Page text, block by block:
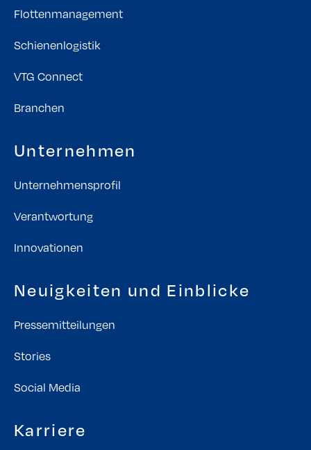
Flottenmanagement
Schienenlogistik
VTG Connect
Branchen
Unternehmen
Unternehmensprofil
Verantwortung
Innovationen
Neuigkeiten und Einblicke
Pressemitteilungen
Stories
Social Media
Karriere